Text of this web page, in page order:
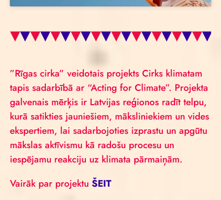
”Rīgas cirka” veidotais projekts Cirks klimatam
tapis sadarbībā ar “Acting for Climate”. Projekta
galvenais mērķis ir Latvijas reģionos radīt telpu,
kurā satikties jauniešiem, māksliniekiem un vides
ekspertiem, lai sadarbojoties izprastu un apgūtu
mākslas aktīvismu kā radošu procesu un
iespējamu reakciju uz klimata pārmaiņām.
Vairāk par projektu ŠEIT